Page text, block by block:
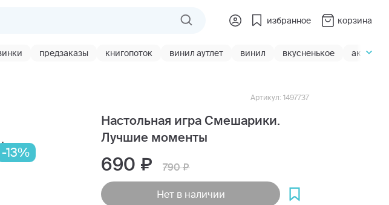
избранное корзина
предзаказы книгопоток винил аутлет винил вкусненькое акции
-13%
Настольная игра Смешарики.
Лучшие моменты
Артикул: 1497737
690 790
Нет в наличии